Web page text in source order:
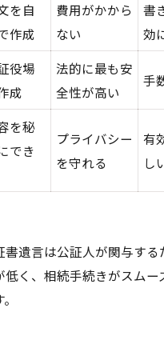
を自
作成
費用がかから
ない
書
効
役場
成
法的に最も安
全性が高い
手
を秘
でき
プライバシー
を守れる
有
し
書遺言は公証人が関与する
低く、相続手続きがスムー